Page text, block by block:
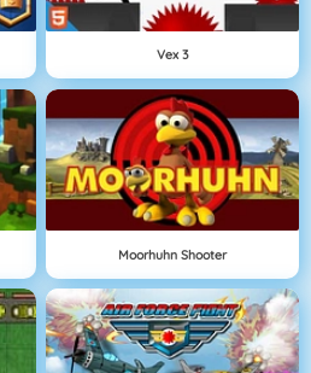
Vex 3
Moorhuhn Shooter